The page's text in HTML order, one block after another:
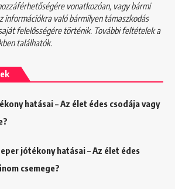
vonatkozóan, vagy bármi
információkra való bármilyen támaszkodás
felelősségére történik. További feltételek a
találhatók.
hatásai – Az élet édes csodája vagy
jótékony hatásai – Az élet édes
csemege?